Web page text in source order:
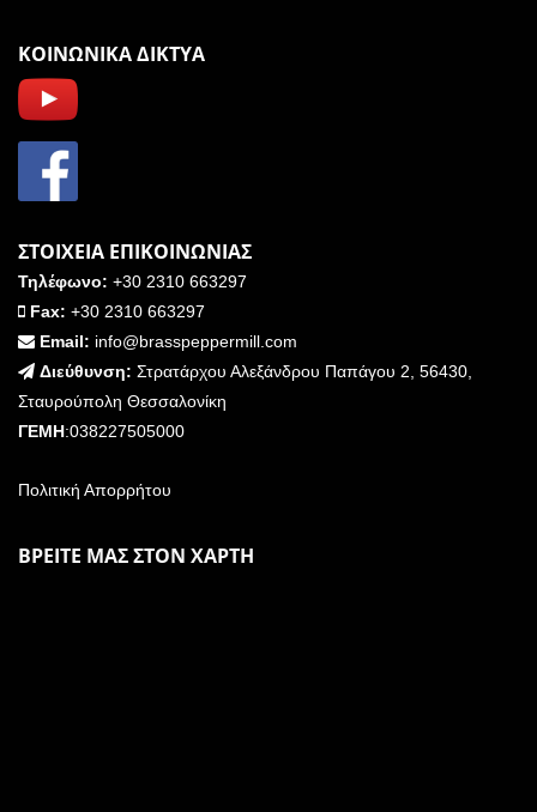
ΚΟΙΝΩΝΙΚΑ ΔΙΚΤΥΑ
ΣΤΟΙΧΕΙΑ ΕΠΙΚΟΙΝΩΝΙΑΣ
Τηλέφωνο: +30 2310 663297
Fax: +30 2310 663297
Email: info@brasspeppermill.com
Διεύθυνση: Στρατάρχου Αλεξάνδρου Παπάγου 2, 56430,
Σταυρούπολη Θεσσαλονίκη
ΓΕΜΗ:038227505000
Πολιτική Απορρήτου
ΒΡΕΙΤΕ ΜΑΣ ΣΤΟΝ ΧΑΡΤΗ